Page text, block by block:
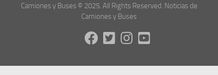
Camiones y Buses © 2025. All Rights Reserved. Noticias de
Camiones y Buses